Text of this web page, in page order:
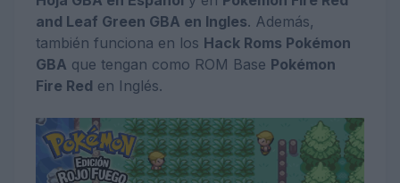
and Leaf Green GBA en Ingles. Además,
también funciona en los Hack Roms Pokémon
GBA que tengan como ROM Base Pokémon
Fire Red en Inglés.